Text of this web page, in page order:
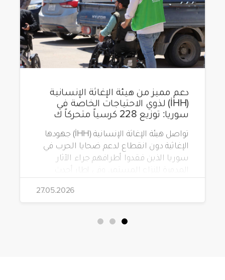
دعم مميز من هيئة الإغاثة الإنسانية
(İHH) لذوي الاحتياجات الخاصة في
سوريا: توزيع 228 كرسياً متحركاً ك
تواصل هيئة الإغاثة الإنسانية (İHH) جهودها
الإغاثية دون انقطاع لدعم ضحايا الحرب في
سوريا الذين فقدوا أطرافهم جراء الآثار
المدمرة للنزاع المستمر. وفي إطار أحدث
مشاريعها، قامت الهيئة بتوزيع 228 كرسياً
متحركاً كهربائياً على أشخاص من ذوي
الاحتياجات الخاصة يعيشون في ظروف
قاسية بمناطق دمشق، وحلب، وحماة،
27.05.2026